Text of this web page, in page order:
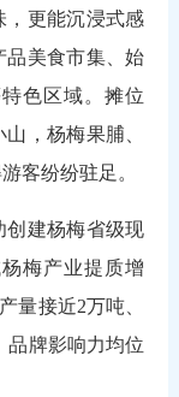
，更能沉浸式感
品美食市集、始
色区域。摊位
，杨梅果脯、
客纷纷驻足。
建杨梅省级现
梅产业提质增
量接近2万吨、
品牌影响力均位